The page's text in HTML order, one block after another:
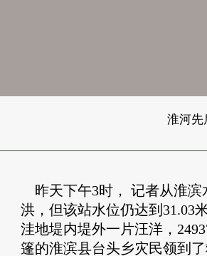
淮河先
昨天下午3时， 记者从淮滨
洪，但该站水位仍达到31.03
洼地堤内堤外一片汪洋，
篷的淮滨县台头乡灾民领到